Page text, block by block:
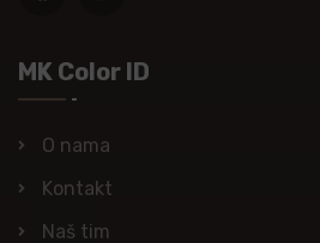
MK Color ID
O nama
Kontakt
Naš tim